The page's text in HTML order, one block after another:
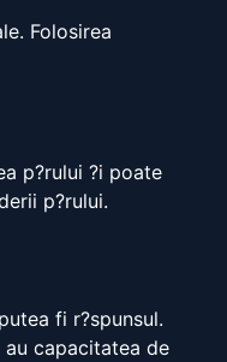
Folosirea
p?rului ?i poate
p?rului.
fi r?spunsul.
capacitatea de